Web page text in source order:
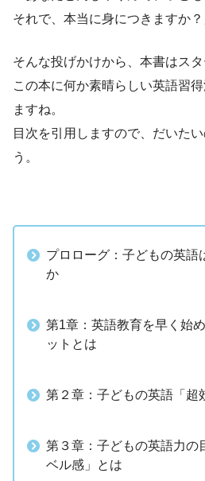
それで、本当に身につきますか？
そんな投げかけから、本書はスタ
この本に何か素晴らしい英語習
ますね。
目次を引用しますので、だいた
う。
プロローグ：子どもの英語
か
第1章：英語教育を早く始
ットとは
第２章：子どもの英語「超
第３章：子どもの英語力の
ベル感」とは